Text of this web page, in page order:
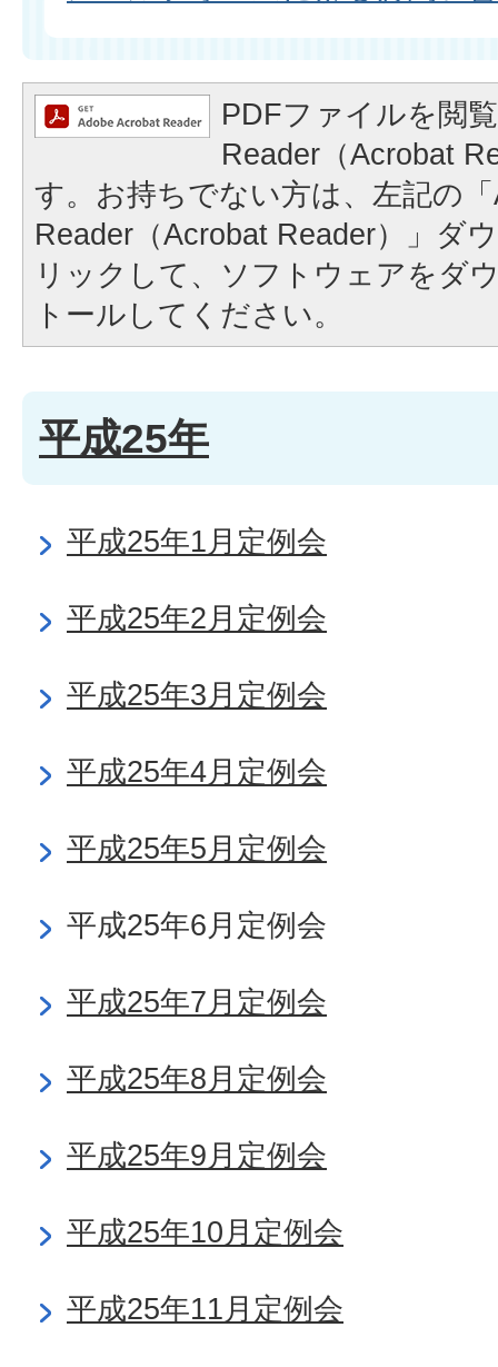
PDFファイルを閲
Reader（Acrobat
す。お持ちでない方は、左記の
Reader（Acrobat Reader）」ダ
リックして、ソフトウェアをダ
トールしてください。
平成25年
平成25年1月定例会
平成25年2月定例会
平成25年3月定例会
平成25年4月定例会
平成25年5月定例会
平成25年6月定例会
平成25年7月定例会
平成25年8月定例会
平成25年9月定例会
平成25年10月定例会
平成25年11月定例会